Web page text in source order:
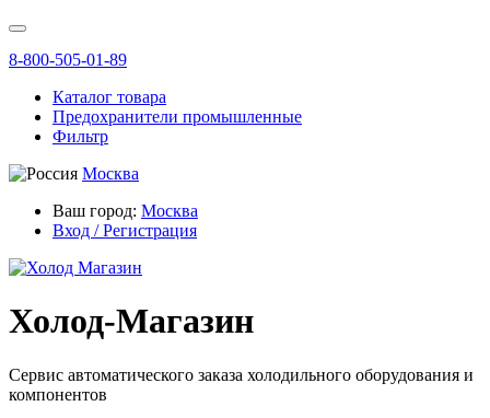
8-800-505-01-89
Каталог товара
Предохранители промышленные
Фильтр
Москва
Ваш город: Москва
Вход / Регистрация
Холод-Магазин
Сервис автоматического заказа холодильного оборудования и
компонентов